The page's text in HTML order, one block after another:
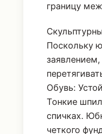
границу
Поскольку
Обувь:
Тонкие
спичках.
четкого